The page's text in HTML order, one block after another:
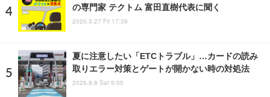
の専門家 テクトム 富田直樹代表に聞く
2020.3.27 Fri 17:39
夏に注意したい「ETCトラブル」…カードの読み
取りエラー対策とゲートが開かない時の対処法
2026.8.8 Sat 9:00